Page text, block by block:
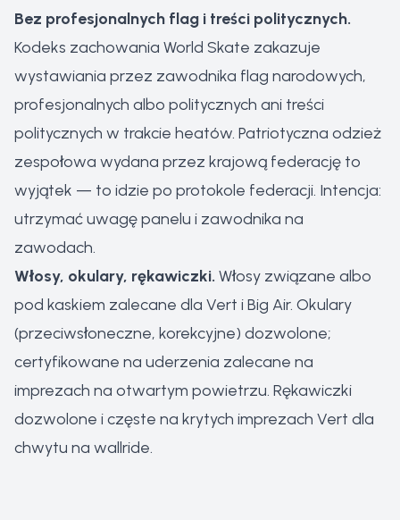
Bez profesjonalnych flag i treści politycznych.
Kodeks zachowania World Skate zakazuje
wystawiania przez zawodnika flag narodowych,
profesjonalnych albo politycznych ani treści
politycznych w trakcie heatów. Patriotyczna odzież
zespołowa wydana przez krajową federację to
wyjątek — to idzie po protokole federacji. Intencja:
utrzymać uwagę panelu i zawodnika na
zawodach.
Włosy, okulary, rękawiczki. Włosy związane albo
pod kaskiem zalecane dla Vert i Big Air. Okulary
(przeciwsłoneczne, korekcyjne) dozwolone;
certyfikowane na uderzenia zalecane na
imprezach na otwartym powietrzu. Rękawiczki
dozwolone i częste na krytych imprezach Vert dla
chwytu na wallride.